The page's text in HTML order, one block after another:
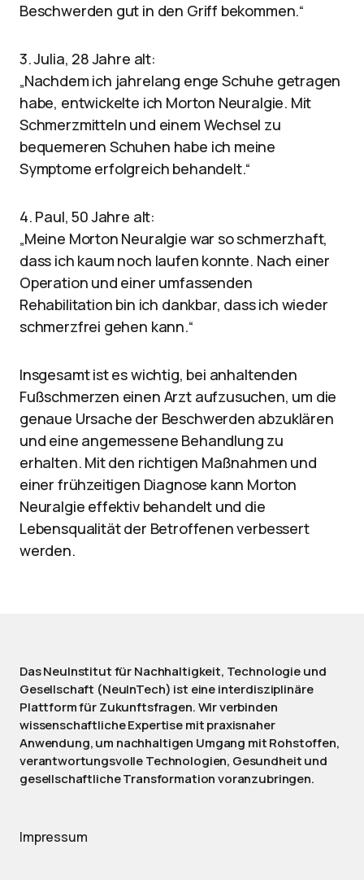
Beschwerden gut in den Griff bekommen.“
3. Julia, 28 Jahre alt:
„Nachdem ich jahrelang enge Schuhe getragen
habe, entwickelte ich Morton Neuralgie. Mit
Schmerzmitteln und einem Wechsel zu
bequemeren Schuhen habe ich meine
Symptome erfolgreich behandelt.“
4. Paul, 50 Jahre alt:
„Meine Morton Neuralgie war so schmerzhaft,
dass ich kaum noch laufen konnte. Nach einer
Operation und einer umfassenden
Rehabilitation bin ich dankbar, dass ich wieder
schmerzfrei gehen kann.“
Insgesamt ist es wichtig, bei anhaltenden
Fußschmerzen einen Arzt aufzusuchen, um die
genaue Ursache der Beschwerden abzuklären
und eine angemessene Behandlung zu
erhalten. Mit den richtigen Maßnahmen und
einer frühzeitigen Diagnose kann Morton
Neuralgie effektiv behandelt und die
Lebensqualität der Betroffenen verbessert
werden.
Das NeuInstitut für Nachhaltigkeit, Technologie und
Gesellschaft (NeuInTech) ist eine interdisziplinäre
Plattform für Zukunftsfragen. Wir verbinden
wissenschaftliche Expertise mit praxisnaher
Anwendung, um nachhaltigen Umgang mit Rohstoffen,
verantwortungsvolle Technologien, Gesundheit und
gesellschaftliche Transformation voranzubringen.
Impressum